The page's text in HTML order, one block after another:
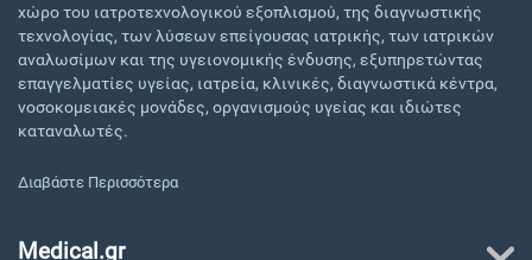
χώρο του ιατροτεχνολογικού εξοπλισμού, της διαγνωστικής
τεχνολογίας, των λύσεων επείγουσας ιατρικής, των ιατρικών
αναλωσίμων και της υγειονομικής ένδυσης, εξυπηρετώντας
επαγγελματίες υγείας, ιατρεία, κλινικές, διαγνωστικά κέντρα,
νοσοκομειακές μονάδες, οργανισμούς υγείας και ιδιώτες
καταναλωτές.
Διαβάστε Περισσότερα
Medical.gr